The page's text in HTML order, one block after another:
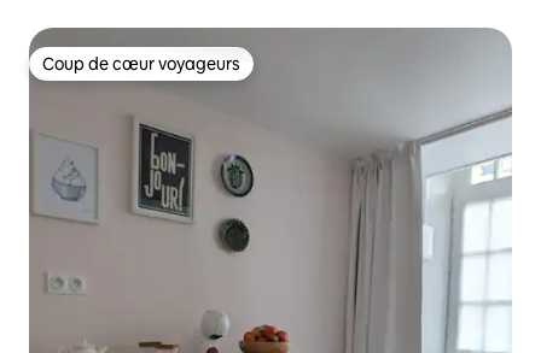
Coup de cœur voyageurs
Coup de cœur voyageurs